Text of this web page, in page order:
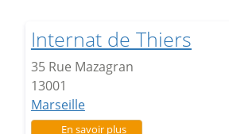
Internat de Thiers
35 Rue Mazagran
13001
Marseille
En savoir plussur Internat de Thiers